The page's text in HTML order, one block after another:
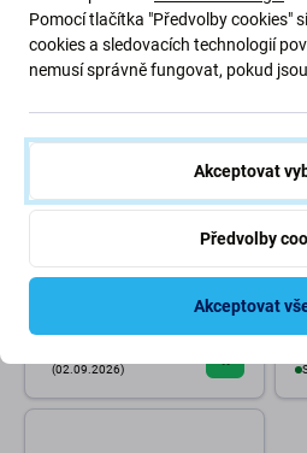
Displej sestava pro iPad Air 11
(2024) | WiFi | 661-43536 |
(02.09.2026)
5
Pomocí tlačítka "Předvolby cookies"
cookies a sledovacích technologií
nemusí správně fungovat, pokud
Akceptovat
Předvolby
Akceptovat